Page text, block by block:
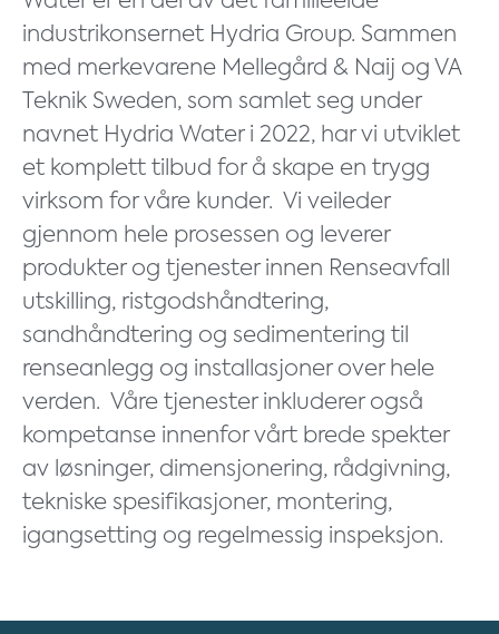
industrikonsernet Hydria Group. Sammen
med merkevarene Mellegård & Naij og VA
Teknik Sweden, som samlet seg under
navnet Hydria Water i 2022, har vi utviklet
et komplett tilbud for å skape en trygg
virksom for våre kunder. Vi veileder
gjennom hele prosessen og leverer
produkter og tjenester innen Renseavfall
utskilling, ristgodshåndtering,
sandhåndtering og sedimentering til
renseanlegg og installasjoner over hele
verden. Våre tjenester inkluderer også
kompetanse innenfor vårt brede spekter
av løsninger, dimensjonering, rådgivning,
tekniske spesifikasjoner, montering,
igangsetting og regelmessig inspeksjon.